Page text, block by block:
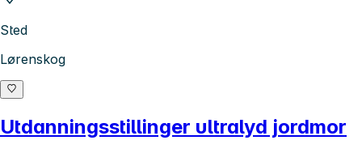
Sted
Lørenskog
Utdanningsstillinger ultralyd jordmor